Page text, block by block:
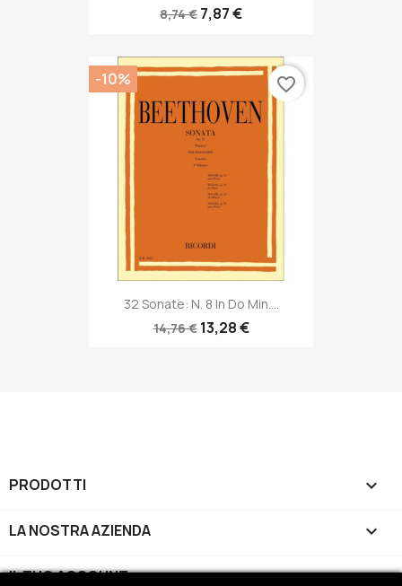
8,74 € 7,87 €
32 Sonate: N. 8 In Do Min....
14,76 € 13,28 €
-10% favorite_border
PRODOTTI 
LA NOSTRA AZIENDA 
IL TUO ACCOUNT 